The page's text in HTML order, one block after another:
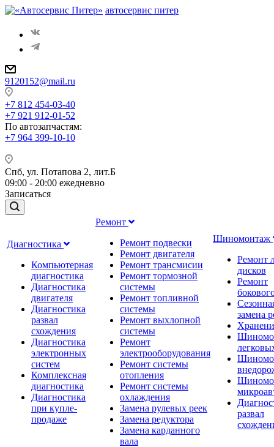
автосервис питер
9120152@mail.ru
+7 812 454-03-40
+7 921 912-01-52
По автозапчастям:
+7 964 399-10-10
Спб, ул. Потапова 2, лит.Б
09:00 - 20:00 ежедневно
Записаться
Диагностика
Компьютерная
диагностика
Диагностика
двигателя
Диагностика
развал
схождения
Диагностика
электронных
систем
Комплексная
диагностика
Диагностика
при купле-
продаже
Ремонт
Ремонт подвески
Ремонт двигателя
Ремонт трансмисии
Ремонт тормозной
системы
Ремонт топливной
системы
Ремонт выхлопной
системы
Ремонт
электрооборудования
Ремонт системы
отопления
Ремонт системы
охлаждения
Замена рулевых реек
Замена редуктора
Замена карданного
вала
Шиномонтаж
Ремонт
дисков
Ремонт
замена
развал